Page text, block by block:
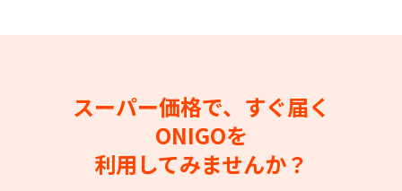
スーパー価格で、すぐ届く
ONIGOを
利用してみませんか？